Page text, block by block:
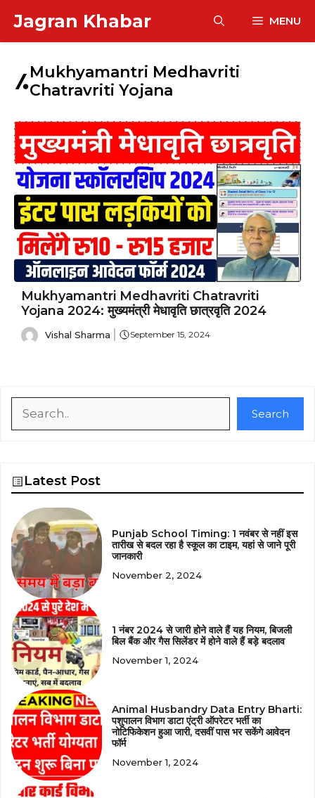
content
Jagran Khabar MENU
Mukhyamantri Medhavriti
Chatravriti Yojana
Mukhyamantri Medhavriti Chatravriti
Yojana 2024: मुख्यमंत्री मेधावृति छात्रवृति 2024
Vishal Sharma September 15, 2024
Search
Latest Post
Punjab School Timing: 1 नवंबर से नहीं इस
तारीख से बदल रहा है स्कूल का टाइम, यहां से जाने पूरी
जानकारी
November 2, 2024
1 नंबर 2024 से जारी होने वाले हैं यह नियम, बिजली
बिल बैंक और गैस सिलेंडर में होने वाले हैं बड़े बदलाव
November 1, 2024
Animal Husbandry Data Entry Bharti:
पशुपालन विभाग डाटा एंट्री ऑपरेटर भर्ती का
नोटिफिकेशन हुआ जारी, दसवीं पास भर सकेंगे आवेदन
फॉर्म
November 1, 2024